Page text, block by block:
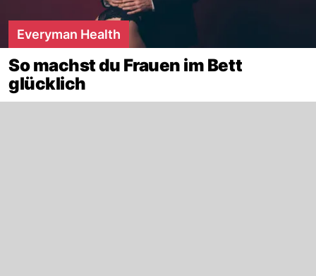
Everyman Health
So machst du Frauen im Bett
glücklich